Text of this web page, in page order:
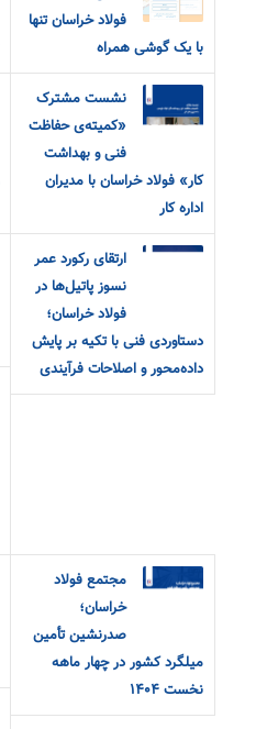
فولاد خراسان تنها
با یک گوشی همراه
نشست مشترک
«کمیته‌ی حفاظت
فنی و بهداشت
کار» فولاد خراسان با مدیران
اداره کار
ارتقای رکورد عمر
نسوز پاتیل‌ها در
فولاد خراسان؛
دستاوردی فنی با تکیه بر پایش
داده‌محور و اصلاحات فرآیندی
مجتمع فولاد
خراسان؛
صدرنشین تأمین
میلگرد کشور در چهار ماهه
نخست ۱۴۰۴